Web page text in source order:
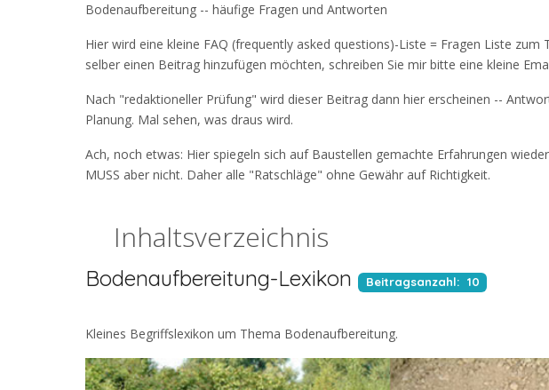
Bodenaufbereitung -- häufige Fragen und Antworten
Hier wird eine kleine FAQ (frequently asked questions)-Liste = Fragen Liste
selber einen Beitrag hinzufügen möchten, schreiben Sie mir bitte eine kleine
Nach "redaktioneller Prüfung" wird dieser Beitrag dann hier erscheinen --
Planung. Mal sehen, was draus wird.
Ach, noch etwas: Hier spiegeln sich auf Baustellen gemachte Erfahrungen
MUSS aber nicht. Daher alle "Ratschläge" ohne Gewähr auf Richtigkeit.
Inhaltsverzeichnis
Bodenaufbereitung-Lexikon Beitragsanzahl: 10
Kleines Begriffslexikon um Thema Bodenaufbereitung.